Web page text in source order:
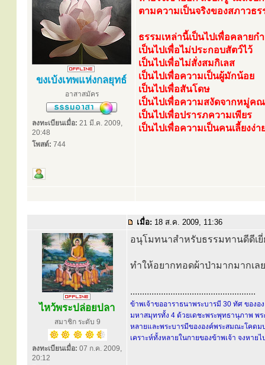
ขงเบ้งเทพแห่งกลยุทธ์
อาสาสมัคร
ลงทะเบียนเมื่อ: 21 มี.ค. 2009,
20:48
โพสต์: 744
ตามความเป็นจริงของสภาวธ
ธรรมเหล่านี้เป็นไปเพื่อคลายก
เป็นไปเพื่อไม่ประกอบสัตว์ไว้
เป็นไปเพื่อไม่สั่งสมกิเลส
เป็นไปเพื่อความเป็นผู้มักน้อย
เป็นไปเพื่อสันโดษ
เป็นไปเพื่อความสงัดจากหมู่ค
เป็นไปเพื่อปรารภความเพียร
เป็นไปเพื่อความเป็นคนเลี้ยงง่า
เมื่อ: 18 ส.ค. 2009, 11:36
ไหว้พระปล่อยปลา
สมาชิก ระดับ 9
ลงทะเบียนเมื่อ: 07 ก.ค. 2009,
20:12
อนุโมทนาสำหรับธรรมทานดีดีเ
ทำให้อยากทอดผ้าป่ามากมากเล
.....................................................
ข้าพเจ้าขออาราธนาพระบารมี 30 ทัศ ของ
มหาสมุทรทั้ง 4 ด้วยเดชะพระพุทธานุภาพ พ
หลายและพระบารมีขององค์พระสมณะโคดม
เคราะห์ทั้งหลายในกายของข้าพเจ้า จงหา